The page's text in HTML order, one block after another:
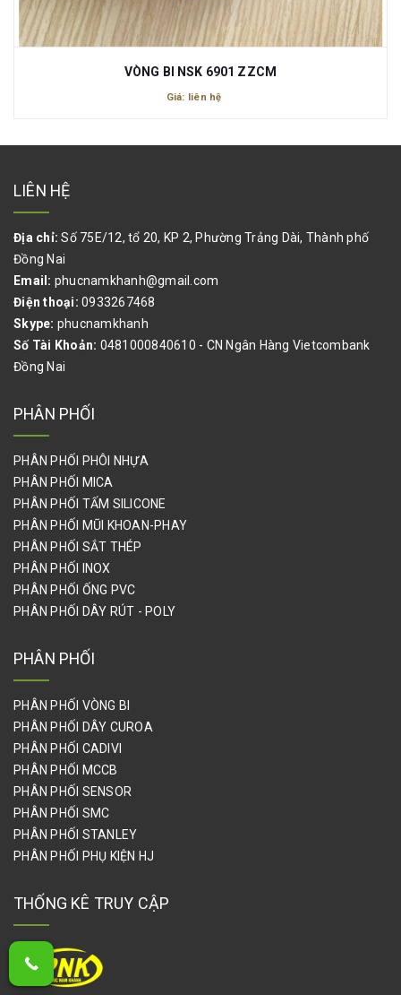
VÒNG BI NSK 6901 ZZCM
Giá: liên hệ
LIÊN HỆ
Địa chỉ: Số 75E/12, tổ 20, KP 2, Phường Trảng Dài, Thành phố
Đồng Nai
Email: phucnamkhanh@gmail.com
Điện thoại: 0933267468
Skype: phucnamkhanh
Số Tài Khoản: 0481000840610 - CN Ngân Hàng Vietcombank
Đồng Nai
PHÂN PHỐI
PHÂN PHỐI PHÔI NHỰA
PHÂN PHỐI MICA
PHÂN PHỐI TẤM SILICONE
PHÂN PHỐI MŨI KHOAN-PHAY
PHÂN PHỐI SẮT THÉP
PHÂN PHỐI INOX
PHÂN PHỐI ỐNG PVC
PHÂN PHỐI DÂY RÚT - POLY
PHÂN PHỐI
PHÂN PHỐI VÒNG BI
PHÂN PHỐI DÂY CUROA
PHÂN PHỐI CADIVI
PHÂN PHỐI MCCB
PHÂN PHỐI SENSOR
PHÂN PHỐI SMC
PHÂN PHỐI STANLEY
PHÂN PHỐI PHỤ KIỆN HJ
THỐNG KÊ TRUY CẬP